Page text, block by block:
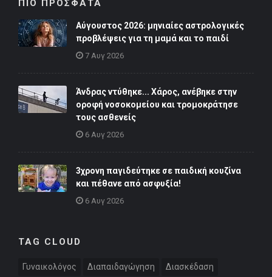
ΠΙΟ ΠΡΟΣΦΑΤΑ
Αύγουστος 2026: μηνιαίες αστρολογικές
προβλέψεις για τη μαμά και το παιδί
7 Αυγ 2026
Άνδρας ντύθηκε... Χάρος, ανέβηκε στην
οροφή νοσοκομείου και τρομοκράτησε
τους ασθενείς
6 Αυγ 2026
3χρονη παγιδεύτηκε σε παιδική κουζίνα
και πέθανε από ασφυξία!
6 Αυγ 2026
TAG CLOUD
Γυναικολόγος Διαπαιδαγώγηση Διασκέδαση